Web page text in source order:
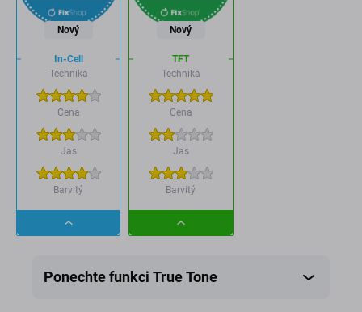
Nový
In-Cell
Technika
Cena
Jas
Barvitý
Dropdown
Nový
TFT
Technika
Cena
Jas
Barvitý
Dropdown
Ponechte funkci True Tone